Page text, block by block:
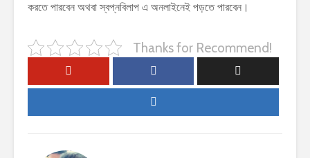
করতে পারবেন অথবা স্বপ্নবিলাপ এ অনলাইনেই পড়তে পারবেন।
Thanks for Recommend!